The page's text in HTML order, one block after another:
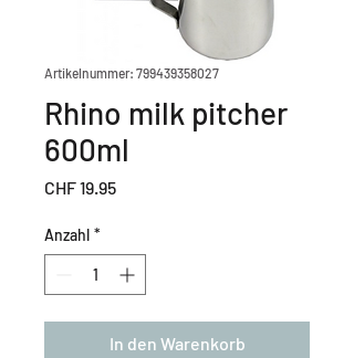
Artikelnummer: 799439358027
Rhino milk pitcher
600ml
CHF 19.95Preis
Anzahl *
In den Warenkorb